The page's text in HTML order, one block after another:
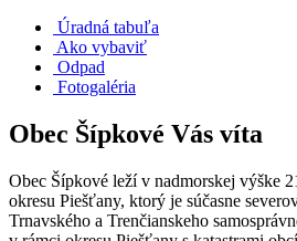
Úradná tabuľa
Ako vybaviť
Odpad
Fotogaléria
Obec Šípkové Vás víta
Obec Šípkové leží v nadmorskej výške
okresu Piešťany, ktorý je súčasne
Trnavského a Trenčianskeho